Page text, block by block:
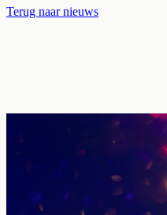
Terug naar nieuws